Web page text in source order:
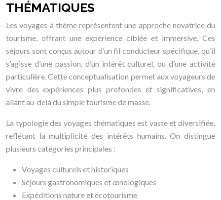
THÉMATIQUES
Les voyages à thème représentent une approche novatrice du
tourisme, offrant une expérience ciblée et immersive. Ces
séjours sont conçus autour d’un fil conducteur spécifique, qu’il
s’agisse d’une passion, d’un intérêt culturel, ou d’une activité
particulière. Cette conceptualisation permet aux voyageurs de
vivre des expériences plus profondes et significatives, en
allant au-delà du simple tourisme de masse.
La typologie des voyages thématiques est vaste et diversifiée,
reflétant la multiplicité des intérêts humains. On distingue
plusieurs catégories principales :
Voyages culturels et historiques
Séjours gastronomiques et œnologiques
Expéditions nature et écotourisme